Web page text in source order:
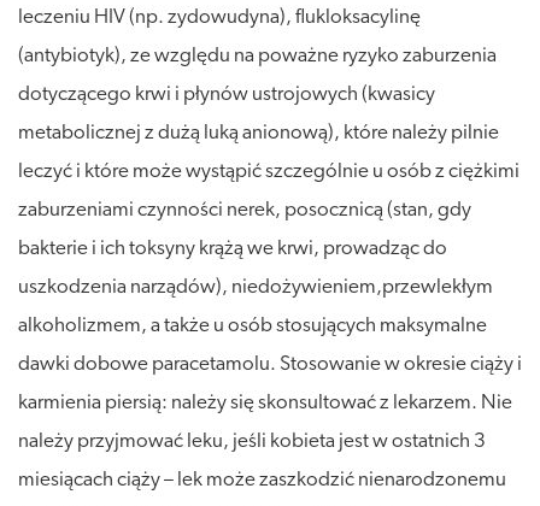
leczeniu HIV (np. zydowudyna), flukloksacylinę
(antybiotyk), ze względu na poważne ryzyko zaburzenia
dotyczącego krwi i płynów ustrojowych (kwasicy
metabolicznej z dużą luką anionową), które należy pilnie
leczyć i które może wystąpić szczególnie u osób z ciężkimi
zaburzeniami czynności nerek, posocznicą (stan, gdy
bakterie i ich toksyny krążą we krwi, prowadząc do
uszkodzenia narządów), niedożywieniem,przewlekłym
alkoholizmem, a także u osób stosujących maksymalne
dawki dobowe paracetamolu. Stosowanie w okresie ciąży i
karmienia piersią: należy się skonsultować z lekarzem. Nie
należy przyjmować leku, jeśli kobieta jest w ostatnich 3
miesiącach ciąży – lek może zaszkodzić nienarodzonemu